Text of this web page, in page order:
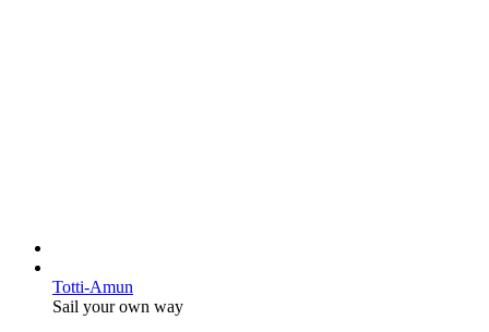
Totti-Amun
Sail your own way